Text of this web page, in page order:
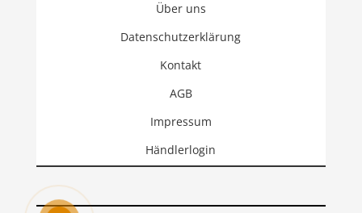
Über uns
Datenschutzerklärung
Kontakt
AGB
Impressum
Händlerlogin